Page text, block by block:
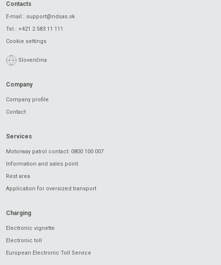
Contacts
E-mail.: support@ndsas.sk
Tel.: +421 2 583 11 111
Cookie settings
Slovenčina
Company
Company profile
Contact
Services
Motorway patrol contact: 0800 100 007
Information and sales point
Rest area
Application for oversized transport
Charging
Electronic vignette
Electronic toll
European Electronic Toll Service